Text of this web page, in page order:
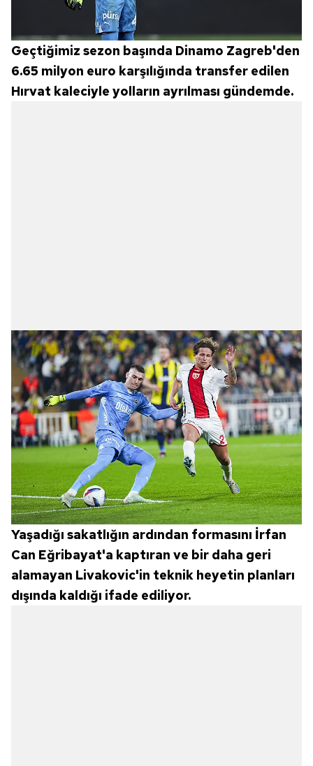
Geçtiğimiz sezon başında Dinamo Zagreb'den
6.65 milyon euro karşılığında transfer edilen
Hırvat kaleciyle yolların ayrılması gündemde.
Yaşadığı sakatlığın ardından formasını İrfan
Can Eğribayat'a kaptıran ve bir daha geri
alamayan Livakovic'in teknik heyetin planları
dışında kaldığı ifade ediliyor.